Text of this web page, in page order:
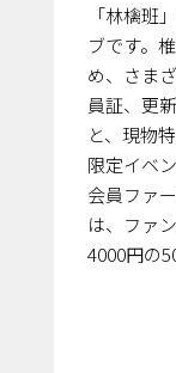
「林檎班
ブです。
め、さま
員証、更
と、現物
限定イベ
会員ファ
は、ファ
4000円の